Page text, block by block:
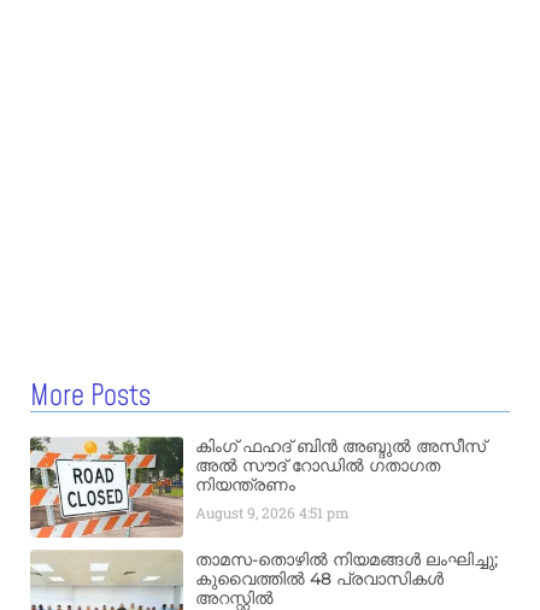
More Posts
കിംഗ് ഫഹദ് ബിൻ അബ്ദുൽ അസീസ്
അൽ സൗദ് റോഡിൽ ഗതാഗത
നിയന്ത്രണം
August 9, 20264:51 pm
താമസ-തൊഴിൽ നിയമങ്ങൾ ലംഘിച്ചു;
കുവൈത്തിൽ 48 പ്രവാസികൾ
അറസ്റ്റിൽ